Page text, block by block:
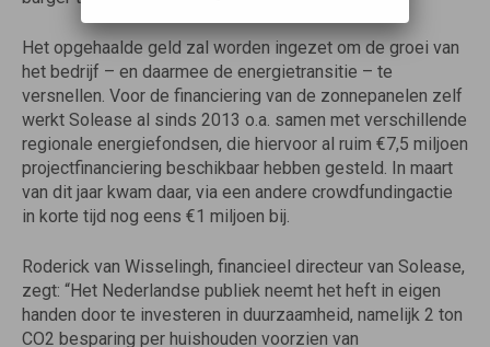
Het opgehaalde geld zal worden ingezet om de groei van
het bedrijf – en daarmee de energietransitie – te
versnellen. Voor de financiering van de zonnepanelen zelf
werkt Solease al sinds 2013 o.a. samen met verschillende
regionale energiefondsen, die hiervoor al ruim €7,5 miljoen
projectfinanciering beschikbaar hebben gesteld. In maart
van dit jaar kwam daar, via een andere crowdfundingactie
in korte tijd nog eens €1 miljoen bij.
Roderick van Wisselingh, financieel directeur van Solease,
zegt: “Het Nederlandse publiek neemt het heft in eigen
handen door te investeren in duurzaamheid, namelijk 2 ton
CO2 besparing per huishouden voorzien van